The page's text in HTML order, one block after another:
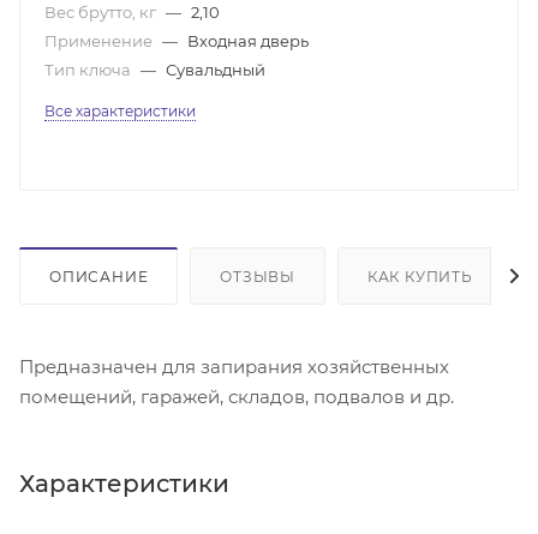
Вес брутто, кг — 2,10
Применение — Входная дверь
Тип ключа — Сувальдный
Все характеристики
ОПИСАНИЕ ОТЗЫВЫ КАК КУПИТЬ
Предназначен для запирания хозяйственных
помещений, гаражей, складов, подвалов и др.
Характеристики